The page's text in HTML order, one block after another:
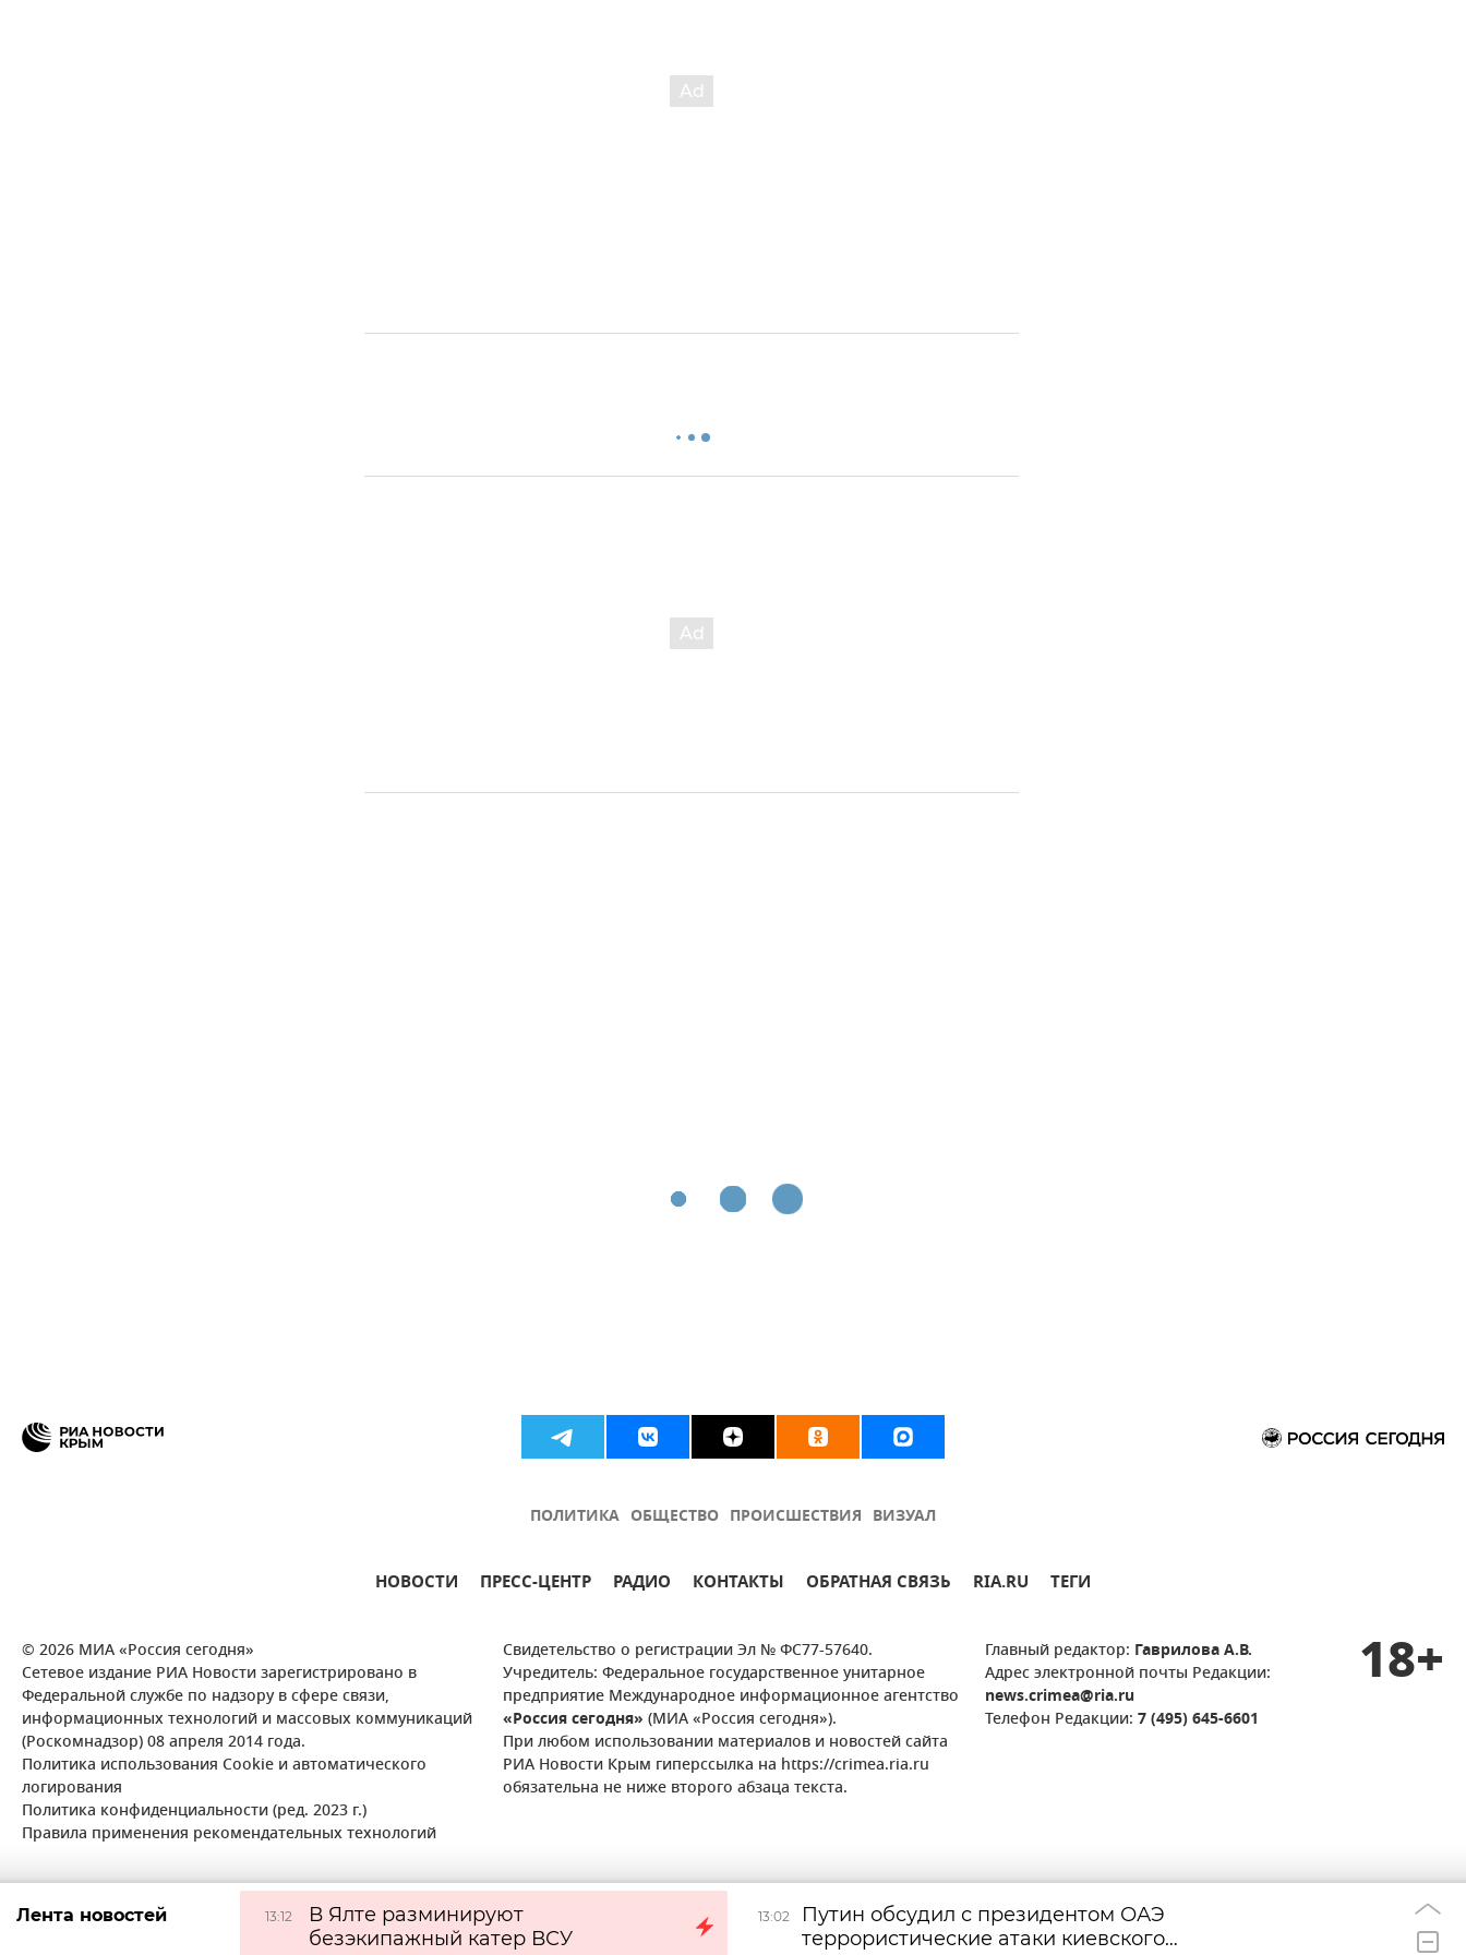
ПОЛИТИКА ОБЩЕСТВО ПРОИСШЕСТВИЯ ВИЗУАЛ
НОВОСТИ ПРЕСС-ЦЕНТР РАДИО КОНТАКТЫ ОБРАТНАЯ СВЯЗЬ RIA.RU ТЕГИ
© 2026 МИА «Россия сегодня»
Сетевое издание РИА Новости зарегистрировано в
Федеральной службе по надзору в сфере связи,
информационных технологий и массовых коммуникаций
(Роскомнадзор) 08 апреля 2014 года.
Политика использования Cookie и автоматического
логирования
Политика конфиденциальности (ред. 2023 г.)
Правила применения рекомендательных технологий
Свидетельство о регистрации Эл № ФС77-57640.
Учредитель: Федеральное государственное унитарное
предприятие Международное информационное агентство
«Россия сегодня» (МИА «Россия сегодня»).
При любом использовании материалов и новостей сайта
РИА Новости Крым гиперссылка на https://crimea.ria.ru
обязательна не ниже второго абзаца текста.
Главный редактор: Гаврилова А.В.
Адрес электронной почты Редакции:
news.crimea@ria.ru
Телефон Редакции: 7 (495) 645-6601
18+
13:12
В Ялте разминируют
безэкипажный катер ВСУ
13:02
Путин обсудил с президентом ОАЭ
террористические атаки киевского
Два
ударов: что
Лента новостей